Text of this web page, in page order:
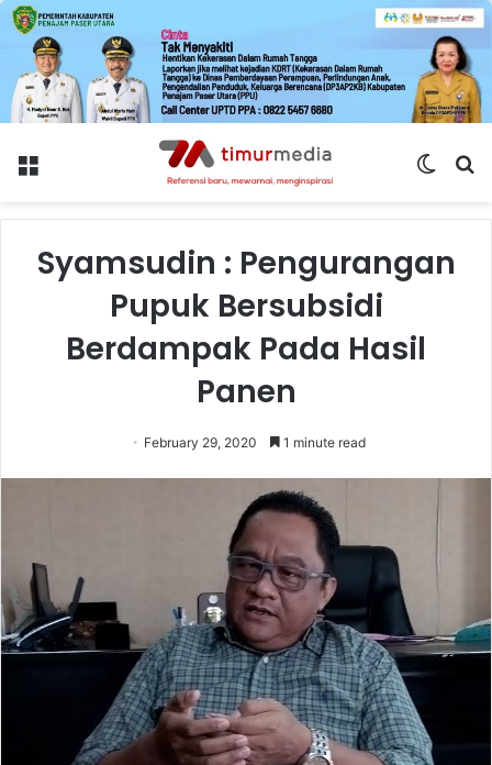
Menu
Switch
Syamsudin : Pengurangan
Pupuk Bersubsidi
Berdampak Pada Hasil
Panen
February 29, 2020 1 minute read